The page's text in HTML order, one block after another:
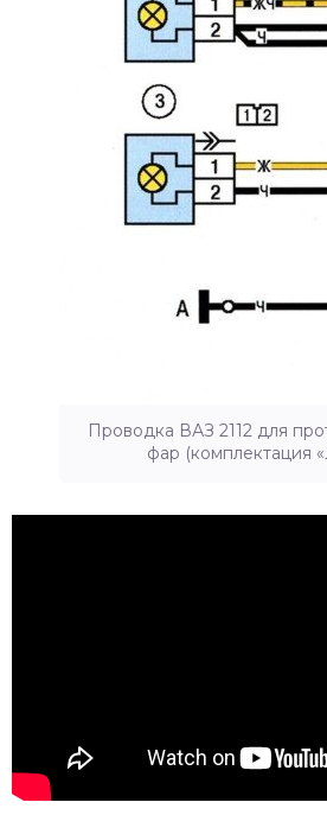
Проводка ВАЗ 2112 для
фар (комплектация